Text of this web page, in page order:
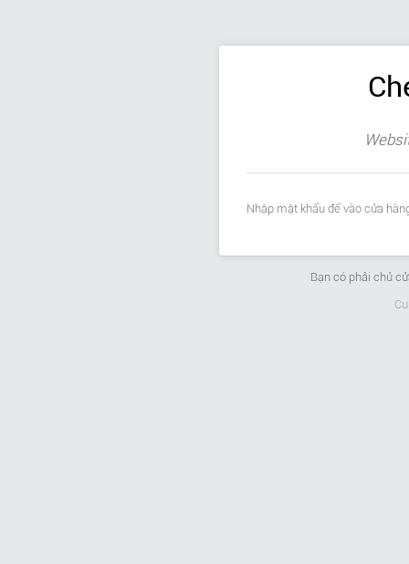
Nhập mật khẩu để vào cửa
Bạn có phải chủ